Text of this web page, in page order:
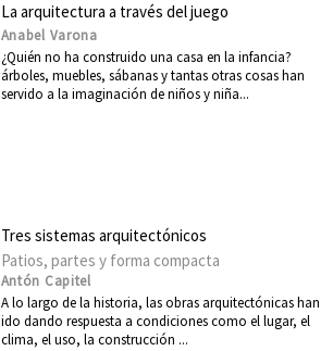
La arquitectura a través del juego
Anabel Varona
¿Quién no ha construido una casa en la infancia?
árboles, muebles, sábanas y tantas otras cosas han
servido a la imaginación de niños y niña...
Tres sistemas arquitectónicos
Patios, partes y forma compacta
Antón Capitel
A lo largo de la historia, las obras arquitectónicas han
ido dando respuesta a condiciones como el lugar, el
clima, el uso, la construcción ...